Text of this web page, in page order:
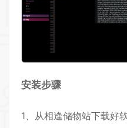
安装步骤
1、从相逢储物站下载好